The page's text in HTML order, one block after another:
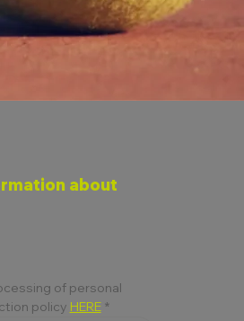
about
of personal
policy HERE *